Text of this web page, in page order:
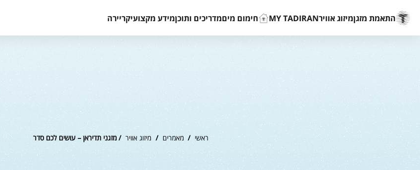
התאמת מזגןמיזוג אווירMY TADIRAN חימום מיםמדריכים ותוכןמידע מקצועיקריירה
ראשי / מאמרים / מיזוג אוויר / מזגני תדיראן – עושים לכם סדר